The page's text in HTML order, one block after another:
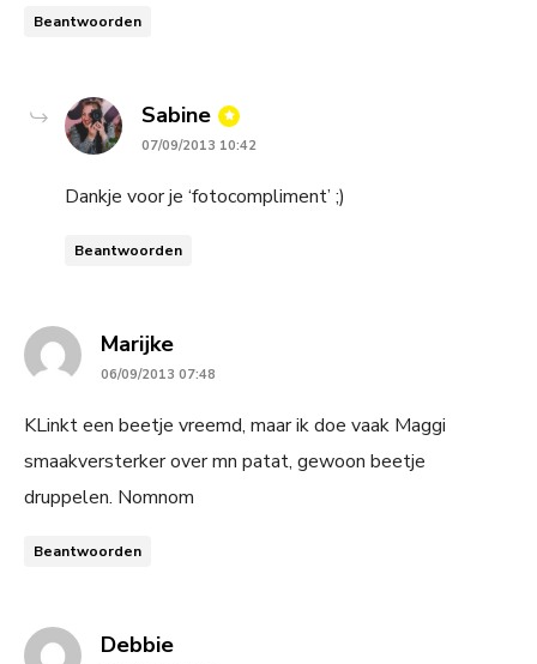
Beantwoorden
Sabine says:
07/09/2013 10:42
Dankje voor je ‘fotocompliment’ ;)
Beantwoorden
Marijkesays:
06/09/2013 07:48
KLinkt een beetje vreemd, maar ik doe vaak Maggi
smaakversterker over mn patat, gewoon beetje
druppelen. Nomnom
Beantwoorden
Debbiesays: